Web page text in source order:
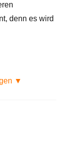
denn es wird
▼